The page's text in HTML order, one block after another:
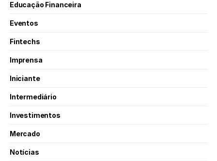
Educação Financeira
Eventos
Fintechs
Imprensa
Iniciante
Intermediário
Investimentos
Mercado
Notícias